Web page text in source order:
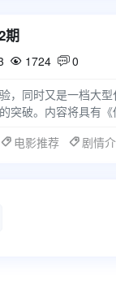
期
 1724  0
，同时又是一档大
突破。内容将具有
电影推荐 剧情